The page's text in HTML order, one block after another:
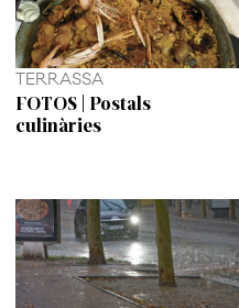
TERRASSA
FOTOS | Postals
culinàries